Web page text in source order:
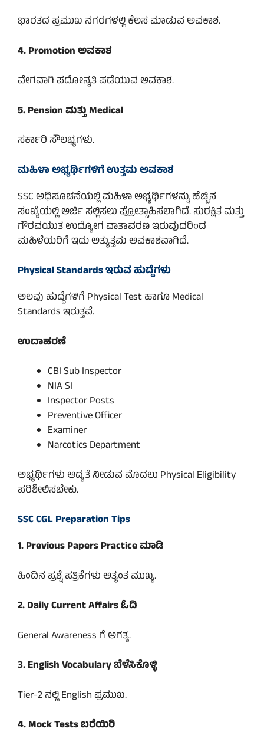
ಭಾರತದ ಪ್ರಮುಖ ನಗರಗಳಲ್ಲಿ ಕೆಲಸ ಮಾಡುವ ಅವಕಾಶ.
4. Promotion ಅವಕಾಶ
ವೇಗವಾಗಿ ಪದೋನ್ನತಿ ಪಡೆಯುವ ಅವಕಾಶ.
5. Pension ಮತ್ತು Medical
ಸರ್ಕಾರಿ ಸೌಲಭ್ಯಗಳು.
ಮಹಿಳಾ ಅಭ್ಯರ್ಥಿಗಳಿಗೆ ಉತ್ತಮ ಅವಕಾಶ
SSC ಅಧಿಸೂಚನೆಯಲ್ಲಿ ಮಹಿಳಾ ಅಭ್ಯರ್ಥಿಗಳನ್ನು ಹೆಚ್ಚಿನ
ಸಂಖ್ಯೆಯಲ್ಲಿ ಅರ್ಜಿ ಸಲ್ಲಿಸಲು ಪ್ರೋತ್ಸಾಹಿಸಲಾಗಿದೆ. ಸುರಕ್ಷಿತ ಮತ್ತು
ಗೌರವಯುತ ಉದ್ಯೋಗ ವಾತಾವರಣ ಇರುವುದರಿಂದ
ಮಹಿಳೆಯರಿಗೆ ಇದು ಅತ್ಯುತ್ತಮ ಅವಕಾಶವಾಗಿದೆ.
Physical Standards ಇರುವ ಹುದ್ದೆಗಳು
ಅಲವು ಹುದ್ದೆಗಳಿಗೆ Physical Test ಹಾಗೂ Medical
Standards ಇರುತ್ತವೆ.
ಉದಾಹರಣೆ
CBI Sub Inspector
NIA SI
Inspector Posts
Preventive Officer
Examiner
Narcotics Department
ಅಭ್ಯರ್ಥಿಗಳು ಆದ್ಯತೆ ನೀಡುವ ಮೊದಲು Physical Eligibility
ಪರಿಶೀಲಿಸಬೇಕು.
SSC CGL Preparation Tips
1. Previous Papers Practice ಮಾಡಿ
ಹಿಂದಿನ ಪ್ರಶ್ನೆ ಪತ್ರಿಕೆಗಳು ಅತ್ಯಂತ ಮುಖ್ಯ.
2. Daily Current Affairs ಓದಿ
General Awareness ಗೆ ಅಗತ್ಯ.
3. English Vocabulary ಬೆಳೆಸಿಕೊಳ್ಳಿ
Tier-2 ನಲ್ಲಿ English ಪ್ರಮುಖ.
4. Mock Tests ಬರೆಯಿರಿ